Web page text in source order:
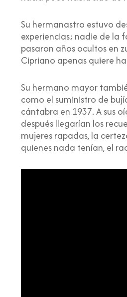
Su hermanastro estuvo
experiencias; nadie de la
pasaron años ocultos en
Cipriano apenas quiere
Su hermano mayor
como el suministro de
cántabra en 1937. A sus
después llegarían los
mujeres rapadas, la
quienes nada tenían, el